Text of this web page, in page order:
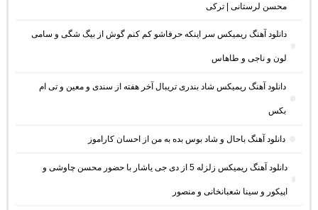
محسن لرستانی | ترکی
دانلود آهنگ ریمیکس سر اینکه حرفاشو کم کنم گوش از بیگ شگی و سامی
لون و ناجی و طاهاس
دانلود آهنگ ریمیکس شاد بندری تریبال آخر هفته از سندی و معین و تی ام
بکس
دانلود آهنگ باحال و شاد بوس بده به من از احسان کاراموز
دانلود آهنگ ریمیکس زلزله 5 از دی جی یاشار با حضور محسن چاوشی و
اپیکور و سینا شعبانخانی و منصور